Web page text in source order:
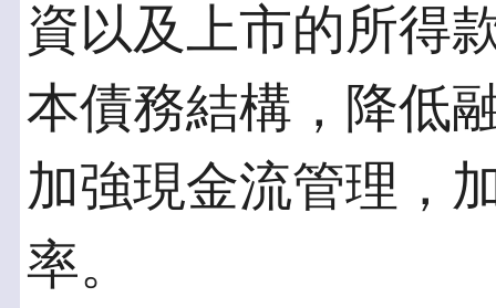
資以及上市的所得
本債務結構，降低
加強現金流管理，
率。